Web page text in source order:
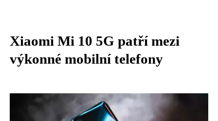
Xiaomi Mi 10 5G patří mezi
výkonné mobilní telefony